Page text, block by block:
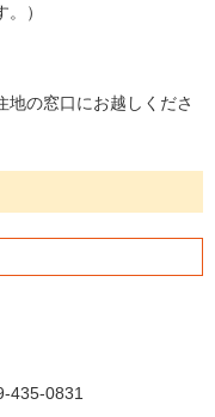
）
地の窓口にお越しくださ
435-0831